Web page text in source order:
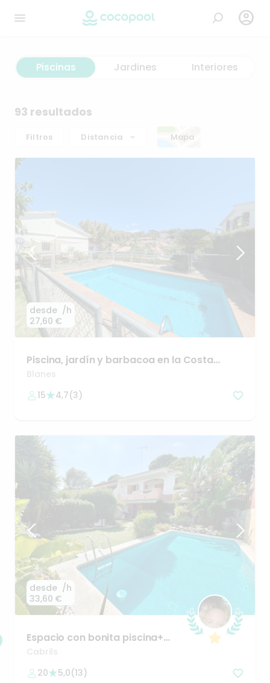

Piscinas Jardines Interiores
93 resultados
Filtros Distancia Mapa
desde
27,60 €
/h
Piscina​,​ jardíny barbacoa en la Costa
Brava
Blanes
15
4,7(3)
desde
33,60 €
/h
Espacio con bonita piscina+
barbacoa
Cabrils
20
5,0(13)